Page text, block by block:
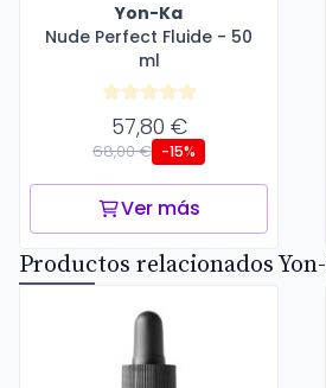
Yon-Ka
Nude Perfect Fluide - 50
ml
57,80 €
68,00 € -15%
Ver más
Productos relacionados